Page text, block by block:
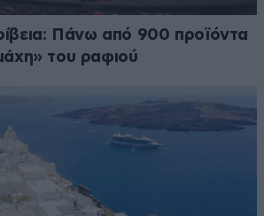
Πάνω από 900 προϊόντα
του ραφιού